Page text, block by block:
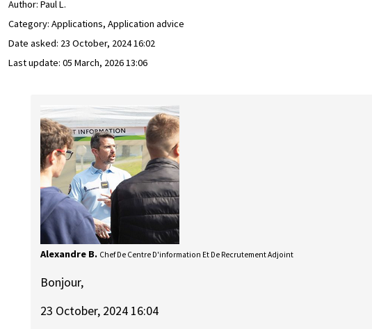
Author: Paul L.
Category: Applications, Application advice
Date asked: 23 October, 2024 16:02
Last update: 05 March, 2026 13:06
Alexandre B. Chef De Centre D'information Et De Recrutement Adjoint
Bonjour,
23 October, 2024 16:04